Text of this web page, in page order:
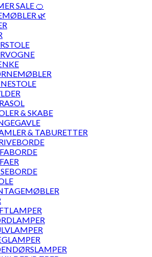
SALE 🍊
🌿
& SKABE
& TABURETTER